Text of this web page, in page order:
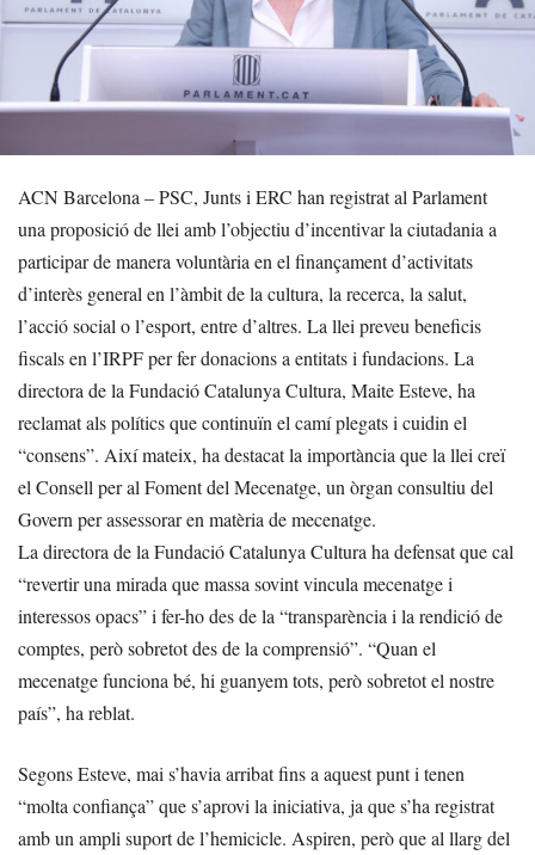
ACN Barcelona – PSC, Junts i ERC han registrat al Parlament
una proposició de llei amb l’objectiu d’incentivar la ciutadania a
participar de manera voluntària en el finançament d’activitats
d’interès general en l’àmbit de la cultura, la recerca, la salut,
l’acció social o l’esport, entre d’altres. La llei preveu beneficis
fiscals en l’IRPF per fer donacions a entitats i fundacions. La
directora de la Fundació Catalunya Cultura, Maite Esteve, ha
reclamat als polítics que continuïn el camí plegats i cuidin el
“consens”. Així mateix, ha destacat la importància que la llei creï
el Consell per al Foment del Mecenatge, un òrgan consultiu del
Govern per assessorar en matèria de mecenatge.
La directora de la Fundació Catalunya Cultura ha defensat que cal
“revertir una mirada que massa sovint vincula mecenatge i
interessos opacs” i fer-ho des de la “transparència i la rendició de
comptes, però sobretot des de la comprensió”. “Quan el
mecenatge funciona bé, hi guanyem tots, però sobretot el nostre
país”, ha reblat.
Segons Esteve, mai s’havia arribat fins a aquest punt i tenen
“molta confiança” que s’aprovi la iniciativa, ja que s’ha registrat
amb un ampli suport de l’hemicicle. Aspiren, però que al llarg del